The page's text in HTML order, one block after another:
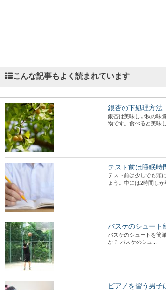
こんな記事もよく読まれています
銀杏の下処理方法
銀杏は美味しい秋の味
物です。食べると美味し
テスト前は睡眠時
テスト前は少しでも頭
ょう。中には2時間しか
バスケのシュート
バスケのシュートを簡
か？ バスケのシュ...
ピアノを習う男子